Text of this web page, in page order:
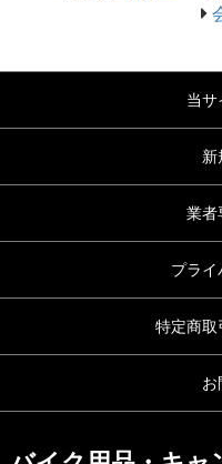
当サ
新
業者
プライ
特定商取
お